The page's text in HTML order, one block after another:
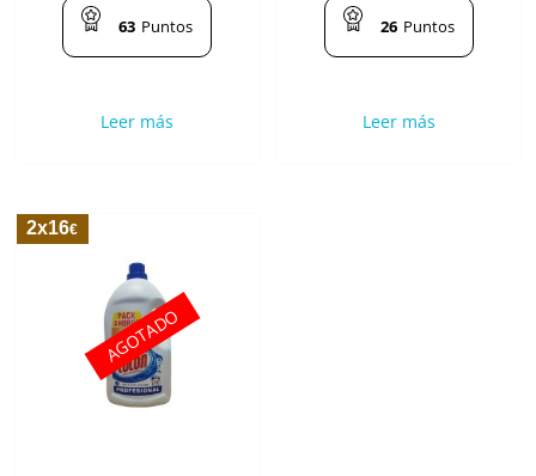
63 Puntos
Leer más
26 Puntos
Leer más
2x16€
AGOTADO